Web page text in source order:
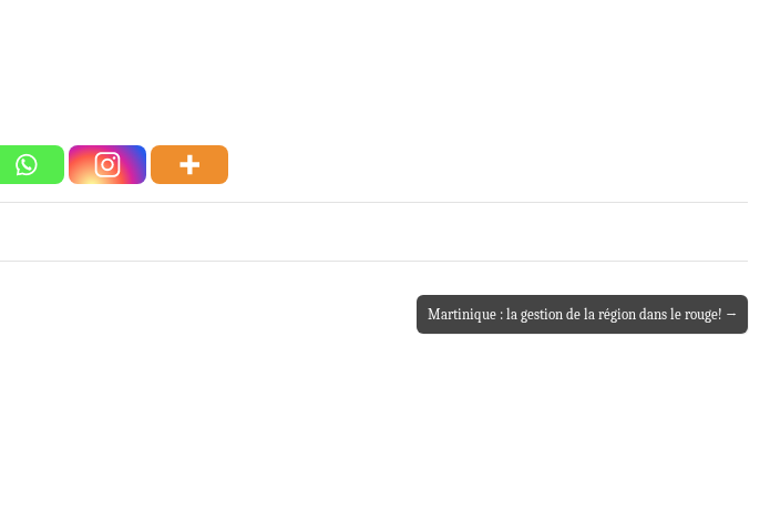
Martinique : la gestion de la région dans le rouge! →